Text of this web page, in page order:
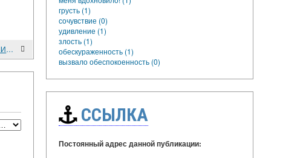
ВОПРОСЫ ИСТОРИИ РАБОЧЕГО ДВИЖЕНИЯ НА СТРАНИЦАХ АНГЛИЙСКИХ ЖУРНАЛОВ "THE COMMUNIST REVIEW" И "THE LABOUR MONTHLY"
грусть (1)
сочувствие (0)
удивление (1)
злость (1)
обескураженность (1)
вызвало обеспокоенность (0)
ССЫЛКА
Постоянный адрес данной публикации: